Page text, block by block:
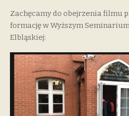
Zachęcamy do obejrzenia filmu
formację w Wyższym
Elbląskiej: